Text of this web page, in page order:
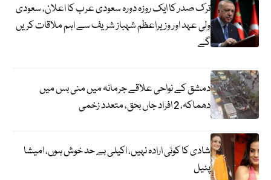
ترک صدر کا ایک روزہ دورہ سعودی عرب کا اعلان، سعودی
ولی عہد اور وزیراعظم شہباز شریف سے اہم ملاقات کریں
گے
دمشق کے نواحی علاقے جرمانہ میں منی بس میں
دھماکہ، 2 افراد جاں بحق، متعدد زخمی
شادی کا کوئی ارادہ نہیں، اکیلی بے حد خوش ہوں، امیشا
پٹیل